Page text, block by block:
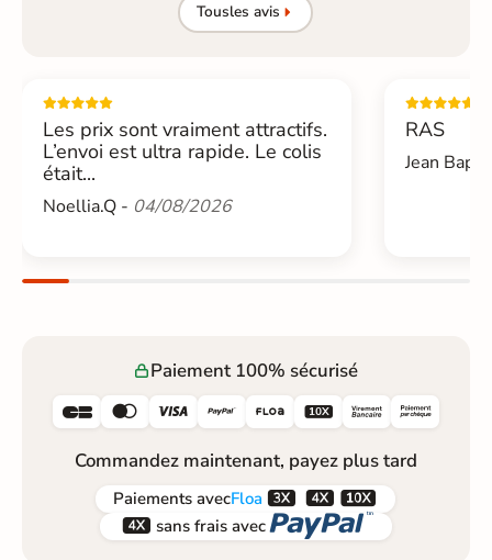
Tousles avis
Les prix sont vraiment attractifs.
L’envoi est ultra rapide. Le colis
était...
Noellia.Q - 04/08/2026
RAS
Jean
Paiement 100% sécurisé
     
Commandez maintenant, payez plus tard
Paiements avecFloa  
 sans frais avec 